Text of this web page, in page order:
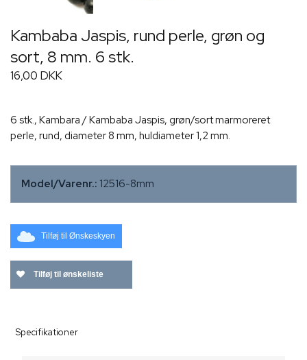
Kambaba Jaspis, rund perle, grøn og
sort, 8 mm. 6 stk.
16,00 DKK
6 stk., Kambara / Kambaba Jaspis, grøn/sort marmoreret
perle, rund, diameter 8 mm, huldiameter 1,2 mm.
Model/Varenr.: 12516-8mm
Tilføj til Ønskeskyen
Tilføj til ønskeliste
Specifikationer